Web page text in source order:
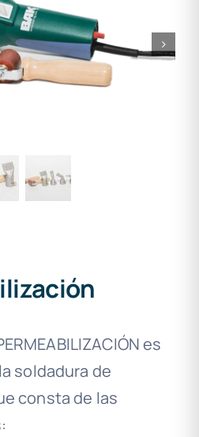
es
soldadura de
consta de las